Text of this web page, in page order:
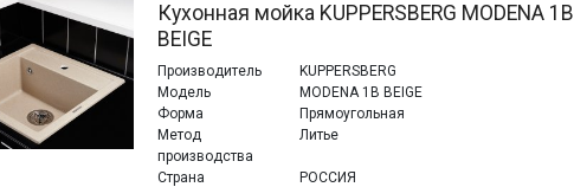
Кухонная мойка KUPPERSBERG MODENA 1B
BEIGE
Производитель
KUPPERSBERG
Модель
MODENA 1B BEIGE
Форма
Прямоугольная
Метод
производства
Литье
Страна
РОССИЯ